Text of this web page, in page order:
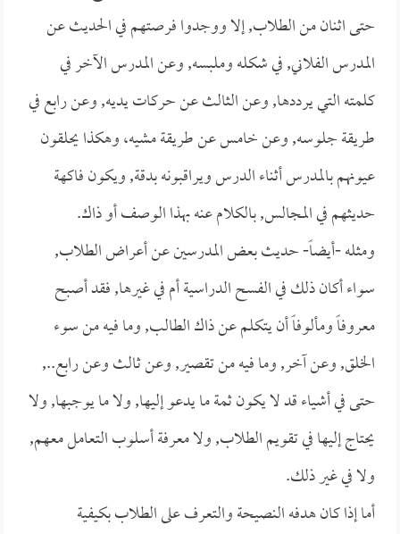
حتى اثنان من الطلاب, إلا ووجدوا فرصتهم في الحديث عن
المدرس الفلاني, في شكله وملبسه, وعن المدرس الآخر في
كلمته التي يرددها, وعن الثالث عن حركات يديه, وعن رابع في
طريقة جلوسه, وعن خامس عن طريقة مشيه، وهكذا يحلقون
عيونهم بالمدرس أثناء الدرس ويراقبونه بدقة, ويكون فاكهة
حديثهم في المجالس, بالكلام عنه بهذا الوصف أو ذاك.
ومثله -أيضاً- حديث بعض المدرسين عن أعراض الطلاب,
سواء أكان ذلك في الفسح الدراسية أم في غيرها, فقد أصبح
معروفاً ومألوفاً أن يتكلم عن ذاك الطالب, وما فيه من سوء
الخلق, وعن آخر, وما فيه من تقصير, وعن ثالث وعن رابع..,
حتى في أشياء قد لا يكون ثمة ما يدعو إليها, ولا ما يوجبها, ولا
يحتاج إليها في تقويم الطلاب, ولا معرفة أسلوب التعامل معهم,
ولا في غير ذلك.
أما إذا كان هدفه النصيحة والتعرف على الطلاب بكيفية